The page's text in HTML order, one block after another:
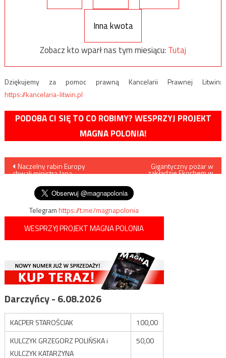
Inna kwota
Zobacz kto wparł nas tym miesiącu: Tutaj
Dziękujemy za pomoc prawną Kancelarii Prawnej Litwin:
https://kancelaria-litwin.pl
PODOBA CI SIĘ TO CO ROBIMY? WESPRZYJ PROJEKT
MAGNA POLONIA!
Nawigacja
wpisu
Naczelny rabin Europy
chwali ministra Jana
Gigantyczny pożar w
zakładzie Ekochem w
Telegramhttps://t.me/magnapolonia
WESPRZYJ PROJEKT MAGNA POLONIA
Darczyńcy - 6.08.2026
KACPER STAROŚCIAK
100,00
KULCZYK GRZEGORZ POLIŃSKA i
KULCZYK KATARZYNA
50,00